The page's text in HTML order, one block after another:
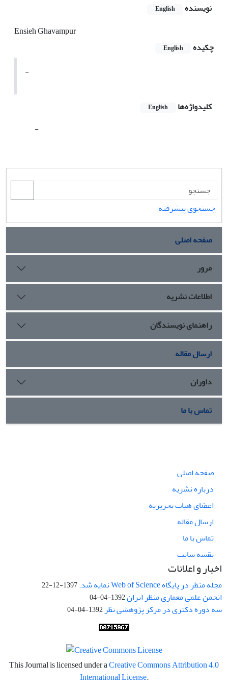
نویسنده English
Ensieh Ghavampur
چکیده
English
-
کلیدواژه‌ها English
-
جستجوی پیشرفته
صفحه اصلی
مرور
اطلاعات نشریه
راهنمای نویسندگان
ارسال مقاله
داوران
تماس با ما
صفحه اصلی
درباره نشریه
اعضای هیات تحریریه
ارسال مقاله
تماس با ما
نقشه سایت
اخبار و اعلانات
مجله منظر در پایگاه Web of Science نمایه شد. 1397-12-22
انجمن علمی معماری منظر ایران1392-04-04
سه دوره دکتری در مرکز پژوهشی نظر 1392-04-04
This Journal is licensed under aCreative Commons Attribution 4.0
International License.